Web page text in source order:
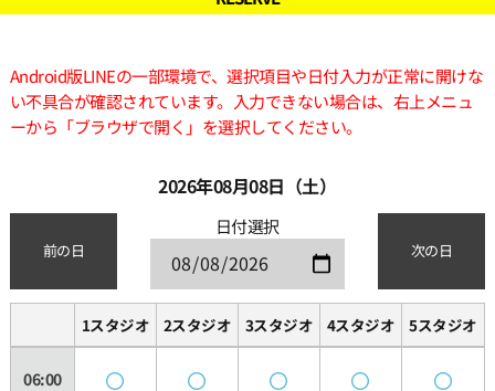
Android版LINEの一部環境で、選択項目や日付入力が正常に開けな
い不具合が確認されています。入力できない場合は、右上メニュ
ーから「ブラウザで開く」を選択してください。
2026年08月08日（土）
前の日
日付選択
次の日
1スタジオ 2スタジオ 3スタジオ 4スタジオ 5スタジオ
06:00